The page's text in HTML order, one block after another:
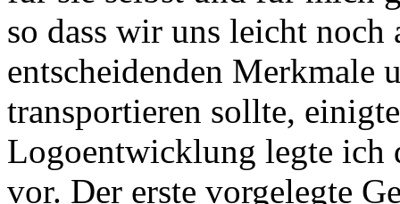
so dass wir uns leicht
entscheidenden Merkmale
transportieren sollte,
Logoentwicklung legte ich
vor. Der erste vorgelegte